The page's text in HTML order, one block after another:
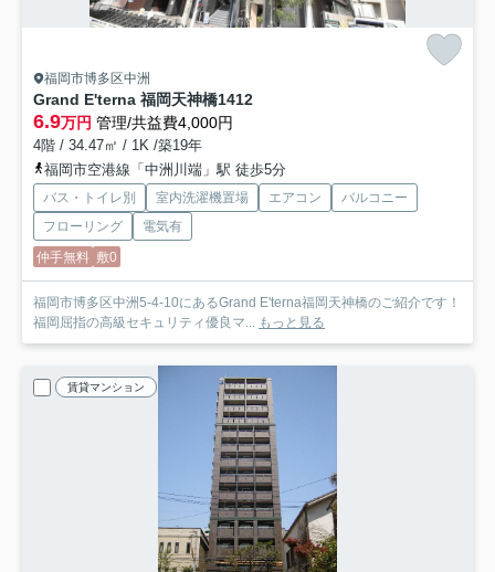
福岡市博多区中洲
Grand E'terna 福岡天神橋1412
6.9万円 管理/共益費4,000円
4階 / 34.47㎡ / 1K /築19年
福岡市空港線「中洲川端」駅 徒歩5分
バス・トイレ別 室内洗濯機置場 エアコン
バルコニー
フローリング
電気有
仲手無料 敷0
福岡市博多区中洲5-4-10にあるGrand E'terna福岡天神橋のご紹介です！
福岡屈指の高級セキュリティ優良マ... もっと見る
賃貸マンション